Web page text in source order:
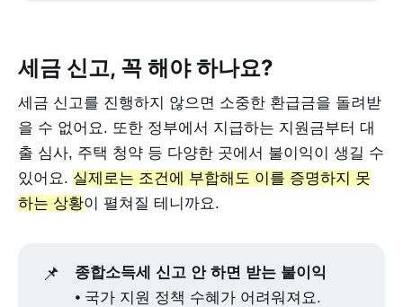
세금 신고, 꼭 해야 하나요?
세금 신고를 진행하지 않으면 소중한 환급금을 돌려받
을 수 없어요. 또한 정부에서 지급하는 지원금부터 대
출 심사, 주택 청약 등 다양한 곳에서 불이익이 생길 수
있어요. 실제로는 조건에 부합해도 이를 증명하지 못
하는 상황이 펼쳐질 테니까요.
📌
종합소득세 신고 안 하면 받는 불이익
⦁ 국가 지원 정책 수혜가 어려워져요.